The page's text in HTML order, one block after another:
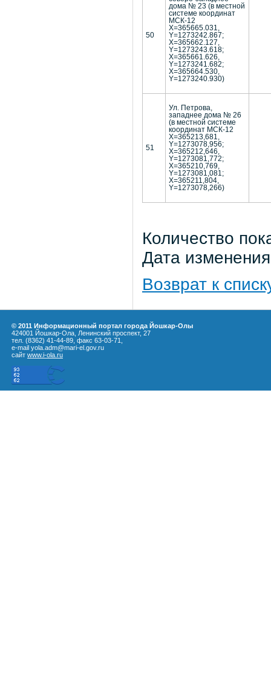
50
дома № 23 (в местной
системе координат
МСК-12
Х=365665.031,
Y=1273242.867;
X=365662.127,
Y=1273243.618;
X=365661.626,
Y=1273241.682;
X=365664.530,
Y=1273240.930)
51
Ул. Петрова,
западнее дома № 26
(в местной системе
координат МСК-12
X=365213,681,
Y=1273078,956;
X=365212,646,
Y=1273081,772;
X=365210,769,
Y=1273081,081;
X=365211,804,
Y=1273078,266)
Количество
Дата
Возврат к
© 2011 Информационный портал города Йошкар-Олы
424001 Йошкар-Ола, Ленинский проспект, 27
тел. (8362) 41-44-89, факс 63-03-71,
e-mail yola.adm@mari-el.gov.ru
сайт www.i-ola.ru